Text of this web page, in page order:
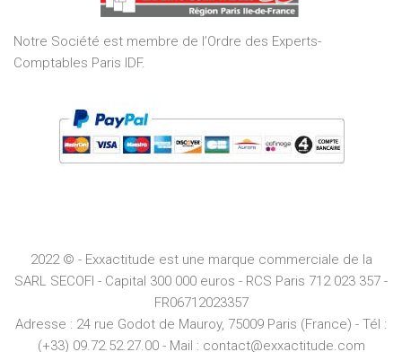
5
Notre Société est membre de l’Ordre des Experts-
Comptables Paris IDF.
2022 © - Exxactitude est une marque commerciale de la
SARL SECOFI - Capital 300 000 euros - RCS Paris 712 023 357 -
FR06712023357
Adresse : 24 rue Godot de Mauroy, 75009 Paris (France) - Tél :
(+33) 09.72.52.27.00 - Mail : contact@exxactitude.com